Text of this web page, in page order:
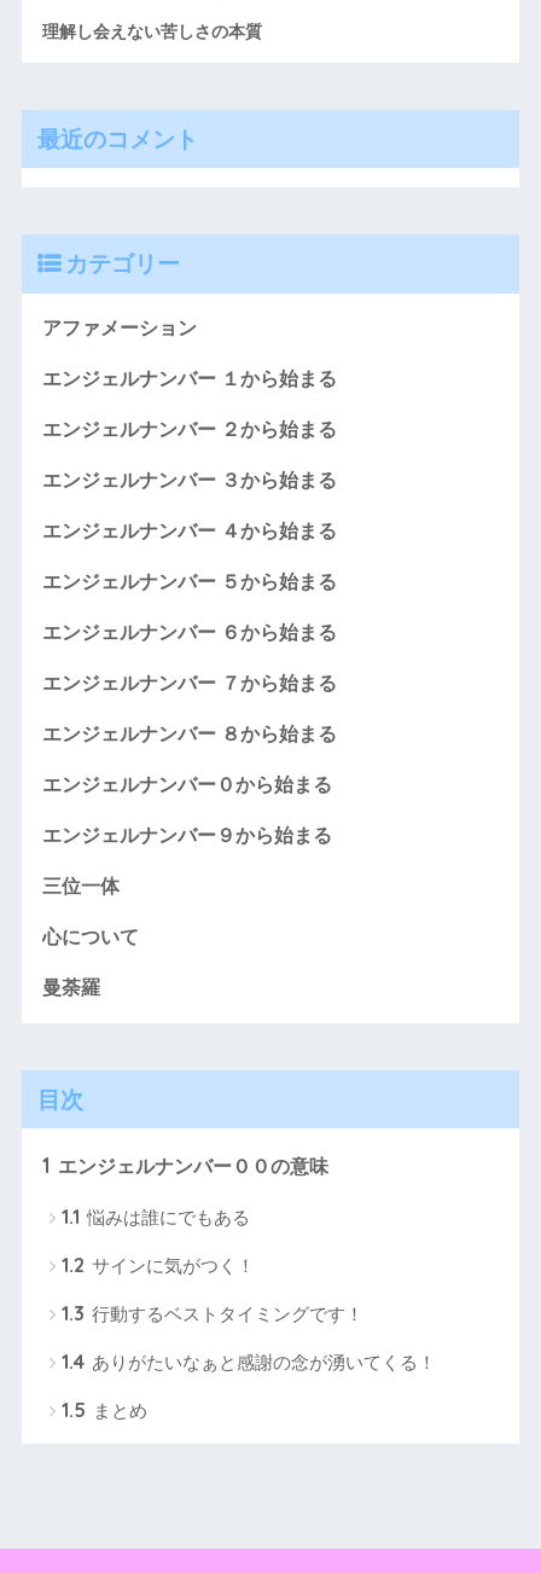
理解し会えない苦しさの本質
最近のコメント
カテゴリー
アファメーション
エンジェルナンバー １から始まる
エンジェルナンバー ２から始まる
エンジェルナンバー ３から始まる
エンジェルナンバー ４から始まる
エンジェルナンバー ５から始まる
エンジェルナンバー ６から始まる
エンジェルナンバー ７から始まる
エンジェルナンバー ８から始まる
エンジェルナンバー０から始まる
エンジェルナンバー９から始まる
三位一体
心について
曼荼羅
目次
1 エンジェルナンバー００の意味
1.1 悩みは誰にでもある
1.2 サインに気がつく！
1.3 行動するベストタイミングです！
1.4 ありがたいなぁと感謝の念が湧いてくる！
1.5 まとめ